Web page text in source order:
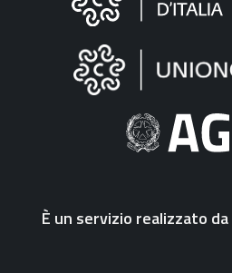
"Fattura
Elettronica"
È un servizio realizzato da